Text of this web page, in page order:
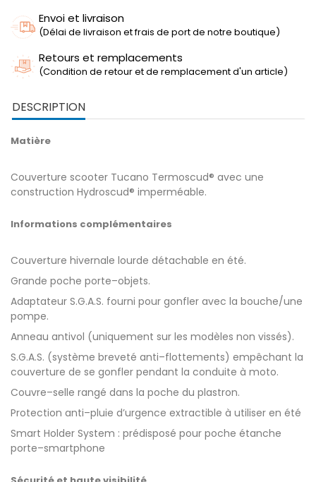
Envoi et livraison
(Délai de livraison et frais de port de notre boutique)
Retours et remplacements
(Condition de retour et de remplacement d'un article)
DESCRIPTION
Matière
Couverture scooter Tucano Termoscud® avec une
construction Hydroscud® imperméable.
Informations complémentaires
Couverture hivernale lourde détachable en été.
Grande poche porte–objets.
Adaptateur S.G.A.S. fourni pour gonfler avec la bouche/une
pompe.
Anneau antivol (uniquement sur les modèles non vissés).
S.G.A.S. (système breveté anti–flottements) empêchant la
couverture de se gonfler pendant la conduite à moto.
Couvre–selle rangé dans la poche du plastron.
Protection anti–pluie d’urgence extractible à utiliser en été
Smart Holder System : prédisposé pour poche étanche
porte–smartphone